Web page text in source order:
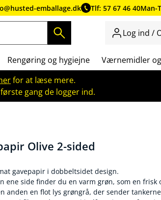
emballage.dk Tlf: 57 67 46 40Man-
Log ind /
Rengøring og hygiejne
Værnemidler
for at læse mere.
gang de logger ind.
Olive 2-sided
gavepapir i dobbeltsidet design.
ene side finder du en varm grøn, som en
anden en flot lys grøngrå, der sender